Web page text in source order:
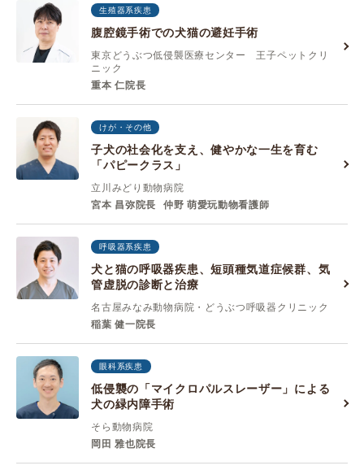
生殖器系疾患
腹腔鏡手術での犬猫の避妊手術
東京どうぶつ低侵襲医療センター 王子ペットクリ
ニック
重本 仁院長
けが・その他
子犬の社会化を支え、健やかな一生を育む
「パピークラス」
立川みどり動物病院
宮本 昌弥院長
仲野 萌愛玩動物看護師
呼吸器系疾患
犬と猫の呼吸器疾患、短頭種気道症候群、気
管虚脱の診断と治療
名古屋みなみ動物病院・どうぶつ呼吸器クリニック
稲葉 健一院長
眼科系疾患
低侵襲の「マイクロパルスレーザー」による
犬の緑内障手術
そら動物病院
岡田 雅也院長